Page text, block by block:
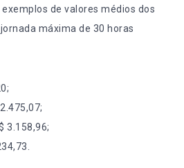
de valores médios dos
máxima de 30 horas
3.158,96;